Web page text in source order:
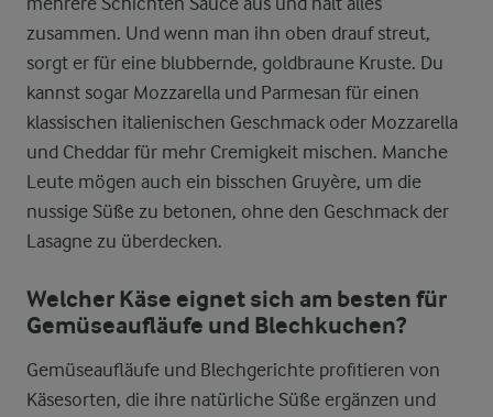
zusammen. Und wenn man ihn oben drauf streut,
sorgt er für eine blubbernde, goldbraune Kruste. Du
kannst sogar Mozzarella und Parmesan für einen
klassischen italienischen Geschmack oder Mozzarella
und Cheddar für mehr Cremigkeit mischen. Manche
Leute mögen auch ein bisschen Gruyère, um die
nussige Süße zu betonen, ohne den Geschmack der
Lasagne zu überdecken.
Welcher Käse eignet sich am besten für
Gemüseaufläufe und Blechkuchen?
Gemüseaufläufe und Blechgerichte profitieren von
Käsesorten, die ihre natürliche Süße ergänzen und